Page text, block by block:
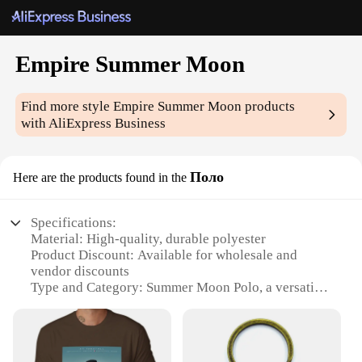
Empire Summer Moon
Find more styleEmpire Summer Moon products
with AliExpress Business
Here are the products found in the Поло
Specifications:
Material: High-quality, durable polyester
Product Discount: Available for wholesale and
vendor discounts
Type and Category: Summer Moon Polo, a versatile
Design and Style: Classic polo design with a
modern twist, featuring the Empire Summer Moon
motif